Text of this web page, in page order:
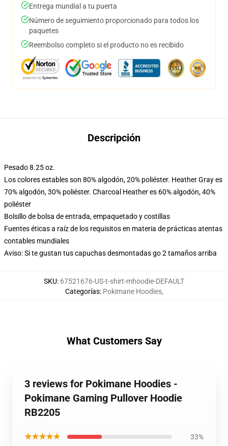
Entrega mundial a tu puerta
Número de seguimiento proporcionado para todos los
paquetes
Reembolso completo si el producto no es recibido
Descripción
Pesado 8.25 oz.
Los colores estables son 80% algodón, 20% poliéster. Heather Gray es
70% algodón, 30% poliéster. Charcoal Heather es 60% algodón, 40%
poliéster
Bolsillo de bolsa de entrada, empaquetado y costillas
Fuentes éticas a raíz de los requisitos en materia de prácticas atentas
contables mundiales
Aviso: Si te gustan tus capuchas desmontadas go 2 tamaños arriba
SKU: 67521676-US-t-shirt-mhoodie-DEFAULT
Categorías: Pokimane Hoodies,
What Customers Say
3 reviews for Pokimane Hoodies -
Pokimane Gaming Pullover Hoodie
RB2205
★★★★★ 33%